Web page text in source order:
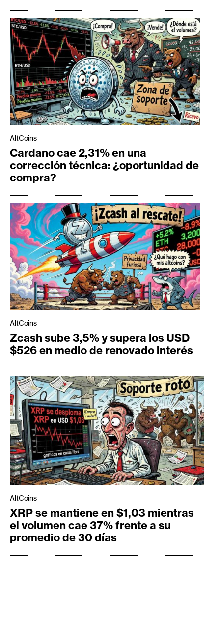
AltCoins
Cardano cae 2,31% en una
corrección técnica: ¿oportunidad de
compra?
AltCoins
Zcash sube 3,5% y supera los USD
$526 en medio de renovado interés
AltCoins
XRP se mantiene en $1,03 mientras
el volumen cae 37% frente a su
promedio de 30 días